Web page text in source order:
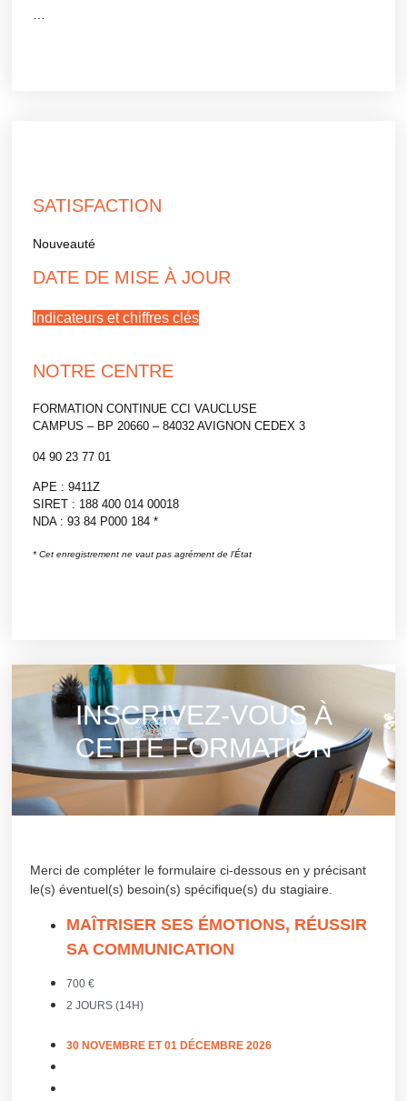
SATISFACTION
Nouveauté
DATE DE MISE À JOUR
Indicateurs et chiffres clés
NOTRE CENTRE
FORMATION CONTINUE CCI VAUCLUSE
CAMPUS – BP 20660 – 84032 AVIGNON CEDEX 3
04 90 23 77 01
APE : 9411Z
SIRET : 188 400 014 00018
NDA : 93 84 P000 184 *
* Cet enregistrement ne vaut pas agrément de l’État
INSCRIVEZ-VOUS À
CETTE FORMATION
Merci de compléter le formulaire ci-dessous en y précisant
le(s) éventuel(s) besoin(s) spécifique(s) du stagiaire.
MAÎTRISER SES ÉMOTIONS, RÉUSSIR
SA COMMUNICATION
700 €
2 JOURS (14H)
30 NOVEMBRE ET 01 DÉCEMBRE 2026